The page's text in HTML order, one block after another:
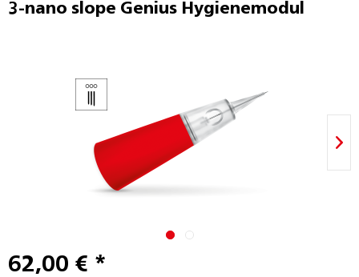
3-nano slope Genius Hygienemodul
62,00 € *